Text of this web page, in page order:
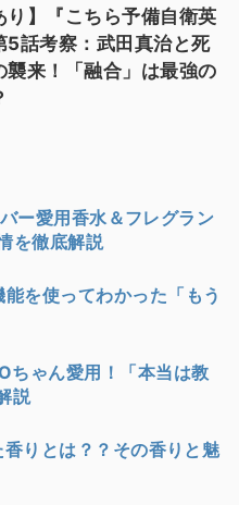
り】『こちら予備自衛英
5話考察：武田真治と死
襲来！「融合」は最強の
ー愛用香水＆フレグラン
を徹底解説
を使ってわかった「もう
ちゃん愛用！「本当は教
説
りとは？？その香りと魅